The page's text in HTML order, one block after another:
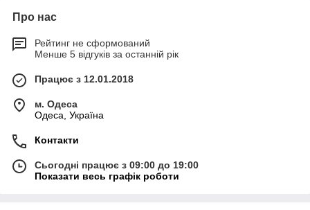
Про нас
Рейтинг не сформований
Менше 5 відгуків за останній рік
Працює з 12.01.2018
м. Одеса
Одеса, Україна
Контакти
Сьогодні працює з 09:00 до 19:00
Показати весь графік роботи